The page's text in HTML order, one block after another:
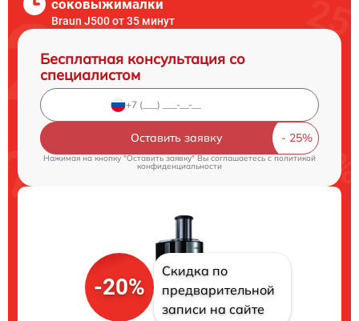
соковыжималки
Braun J500 от 35 минут
Бесплатная консультация со
специалистом
Оставить заявку
Нажимая на кнопку "Оставить заявку" Вы соглашаетесь cполитикой
конфиденциальности
-20%
Скидка по
предварительной
записи на сайте